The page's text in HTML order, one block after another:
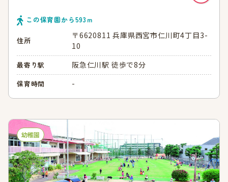
この保育園から593ｍ
住所
〒6620811 兵庫県西宮市仁川町4丁目3-
10
最寄り駅 阪急仁川駅 徒歩で8分
保育時間 -
幼稚園